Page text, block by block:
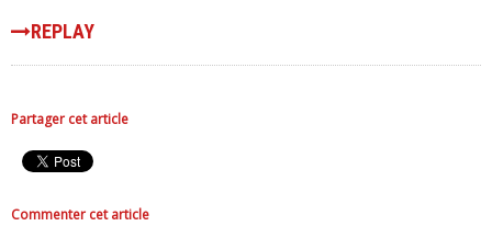
REPLAY
Partager cet article
Commenter cet article